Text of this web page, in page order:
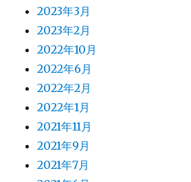
2023年3月
2023年2月
2022年10月
2022年6月
2022年2月
2022年1月
2021年11月
2021年9月
2021年7月